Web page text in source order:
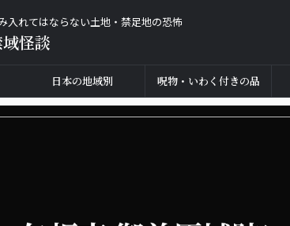
入れてはならない土地・禁足地の恐怖
怪談
日本の地域別 呪物・いわく付きの品